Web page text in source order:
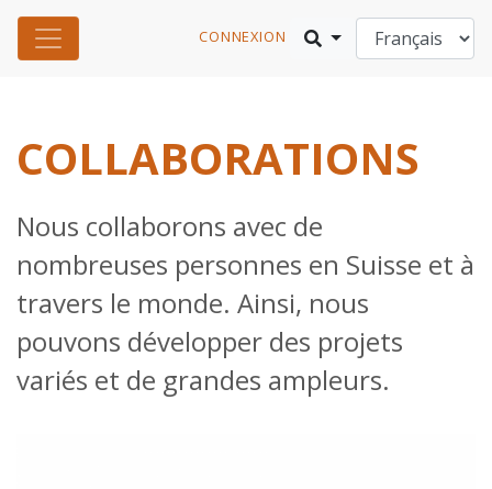
CONNEXION
COLLABORATIONS
Nous collaborons avec de
nombreuses personnes en Suisse et à
travers le monde. Ainsi, nous
pouvons développer des projets
variés et de grandes ampleurs.